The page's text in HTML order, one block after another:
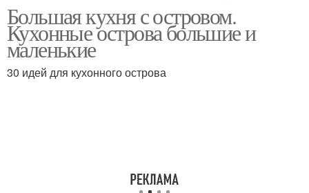
столом
Кухня с островами
Большая кухня с островом.
Кухонные острова большие и
маленькие
30 идей для кухонного острова